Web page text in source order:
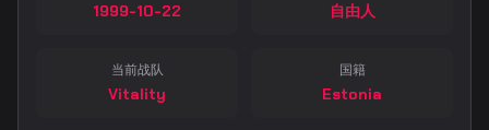
1999-10-22 自由人
当前战队
Vitality
国籍
Estonia